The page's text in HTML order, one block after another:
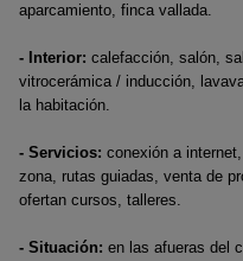
aparcamiento, finca vallada.
- Interior: calefacción, salón,
vitrocerámica / inducción,
la habitación.
- Servicios: conexión a
zona, rutas guiadas, venta de
ofertan cursos, talleres.
- Situación: en las afueras del